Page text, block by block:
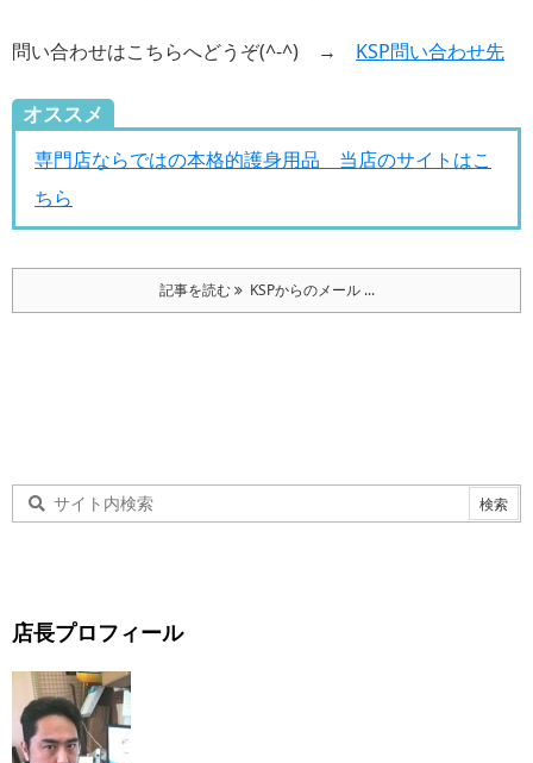
問い合わせはこちらへどうぞ(^-^) → KSP問い合わせ先
オススメ
専門店ならではの本格的護身用品 当店のサイトはこ
ちら
記事を読む KSPからのメール ...
店長プロフィール